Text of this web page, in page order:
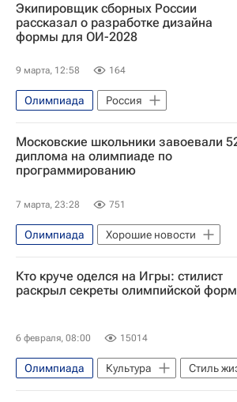
Экипировщик сборных России
рассказал о разработке дизайна
формы для ОИ-2028
9 марта, 12:58 164
Олимпиада
Россия
Михаил Куснирович
Олимпийский комитет России (ОКР)
Московские школьники завоевали
диплома на олимпиаде по
программированию
7 марта, 23:28 751
Олимпиада
Хорошие новости
Россия
Сергей Собянин
Кто круче оделся на Игры: стилист
раскрыл секреты олимпийской
6 февраля, 08:00 15014
Олимпиада Культура
Стиль
Культура-Важное
Спорт